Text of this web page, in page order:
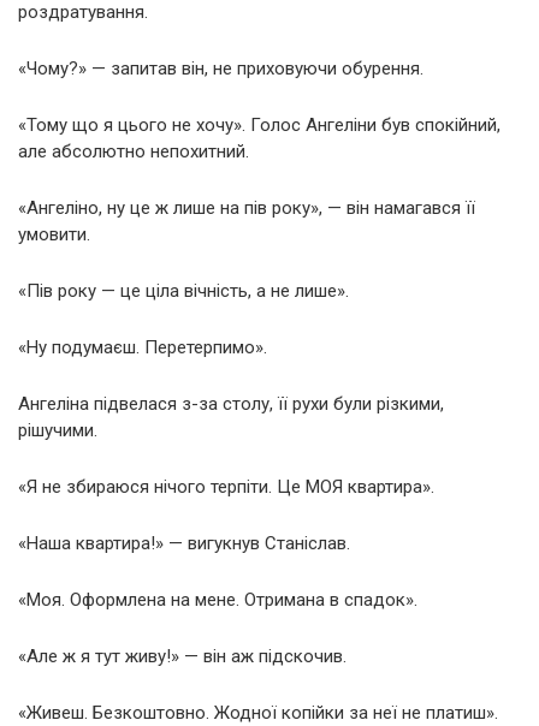
роздратування.
«Чому?» — запитав він, не приховуючи обурення.
«Тому що я цього не хочу». Голос Ангеліни був спокійний,
але абсолютно непохитний.
«Ангеліно, ну це ж лише на пів року», — він намагався її
умовити.
«Пів року — це ціла вічність, а не лише».
«Ну подумаєш. Перетерпимо».
Ангеліна підвелася з-за столу, її рухи були різкими,
рішучими.
«Я не збираюся нічого терпіти. Це МОЯ квартира».
«Наша квартира!» — вигукнув Станіслав.
«Моя. Оформлена на мене. Отримана в спадок».
«Але ж я тут живу!» — він аж підскочив.
«Живеш. Безкоштовно. Жодної копійки за неї не платиш».